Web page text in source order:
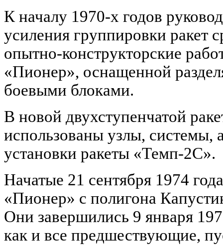
К началу 1970-х годов
усиления группировки ракет
опытно-конструкторские
«Пионер», оснащенной
боевыми блоками.
В новой двухступенчатой
использованы узлы, системы,
установки ракеты «Темп-2С».
Начатые 21 сентября 1974
«Пионер» с полигона
Они завершились 9 января
как и все предшествующие,